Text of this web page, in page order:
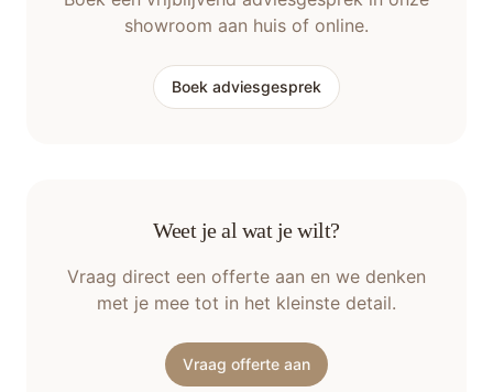
showroom aan huis of online.
Boek adviesgesprek
Weet je al wat je wilt?
Vraag direct een offerte aan en we denken
met je mee tot in het kleinste detail.
Vraag offerte aan